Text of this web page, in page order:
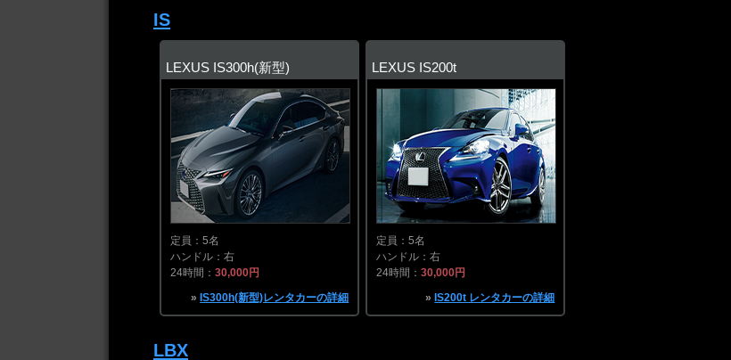
IS
LEXUS IS300h(新型)
定員：5名
ハンドル：右
24時間：30,000円
» IS300h(新型)レンタカーの詳細
LEXUS IS200t
定員：5名
ハンドル：右
24時間：30,000円
» IS200t レンタカーの詳細
LBX